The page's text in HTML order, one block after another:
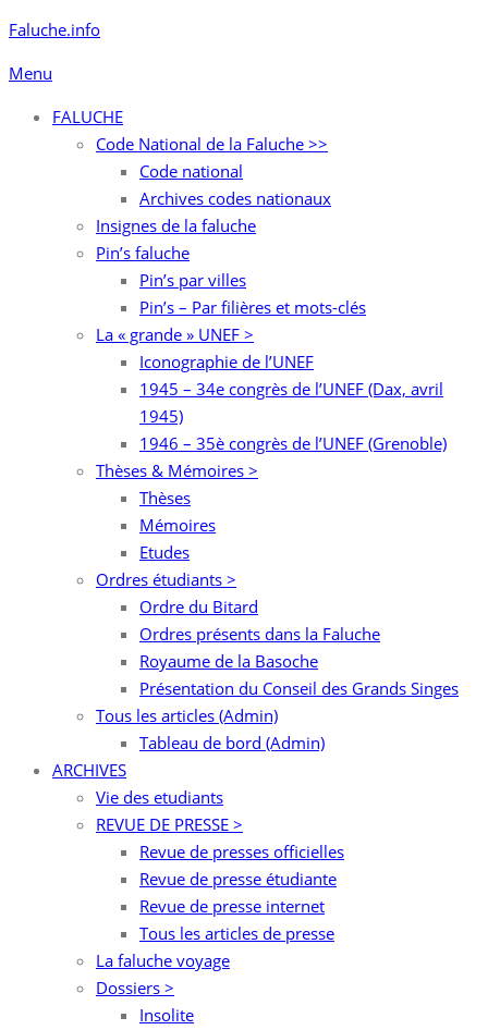
Aller
contenu
Faluche.info
Menu
FALUCHE
Code National de la Faluche >>
Code national
Archives codes nationaux
Insignes de la faluche
Pin’s faluche
Pin’s par villes
Pin’s – Par filières et mots-clés
La « grande » UNEF >
Iconographie de l’UNEF
1945 – 34e congrès de l’UNEF (Dax, avril
1945)
1946 – 35è congrès de l’UNEF (Grenoble)
Thèses & Mémoires >
Thèses
Mémoires
Etudes
Ordres étudiants >
Ordre du Bitard
Ordres présents dans la Faluche
Royaume de la Basoche
Présentation du Conseil des Grands Singes
Tous les articles (Admin)
Tableau de bord (Admin)
ARCHIVES
Vie des etudiants
REVUE DE PRESSE >
Revue de presses officielles
Revue de presse étudiante
Revue de presse internet
Tous les articles de presse
La faluche voyage
Dossiers >
Insolite